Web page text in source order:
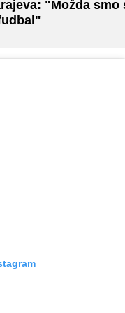
"Možda smo